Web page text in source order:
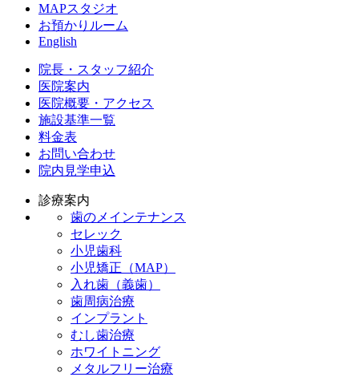
MAPスタジオ
お預かりルーム
English
院長・スタッフ紹介
医院案内
医院概要・アクセス
施設基準一覧
料金表
お問い合わせ
院内見学申込
診療案内
歯のメインテナンス
セレック
小児歯科
小児矯正（MAP）
入れ歯（義歯）
歯周病治療
インプラント
むし歯治療
ホワイトニング
メタルフリー治療